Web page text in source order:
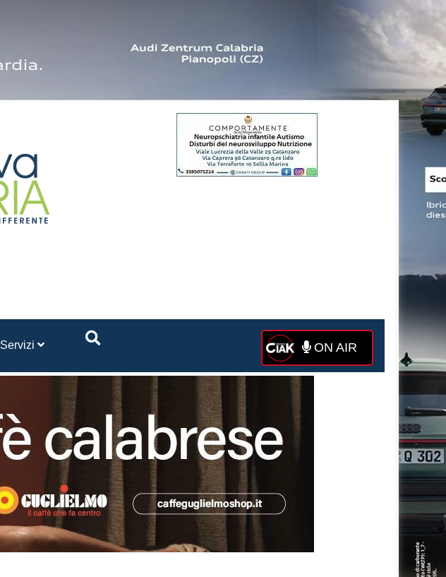
Servizi ON AIR